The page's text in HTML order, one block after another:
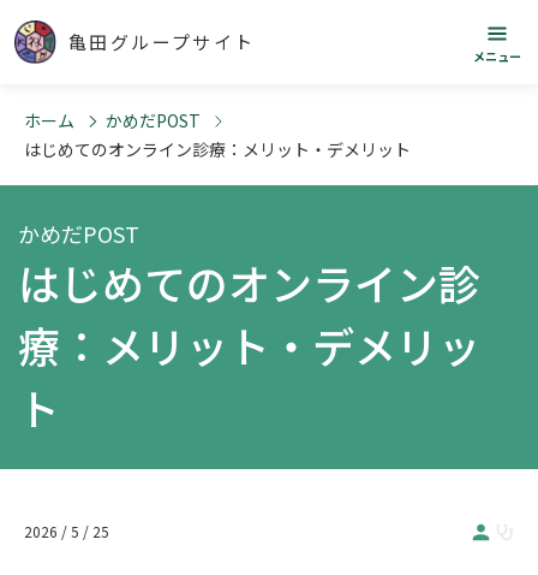
亀田グループサイト
メニュー
ホーム
かめだPOST
はじめてのオンライン診療：メリット・デメリット
かめだPOST
はじめてのオンライン診
療：メリット・デメリッ
ト
2026 / 5 / 25